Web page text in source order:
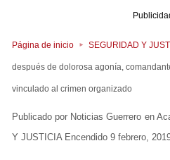
Página de inicio SEGURIDAD Y
después de dolorosa agonía,
vinculado al crimen organizado
Noticias Guerrero en
Y JUSTICIA Encendido 9 febrero,